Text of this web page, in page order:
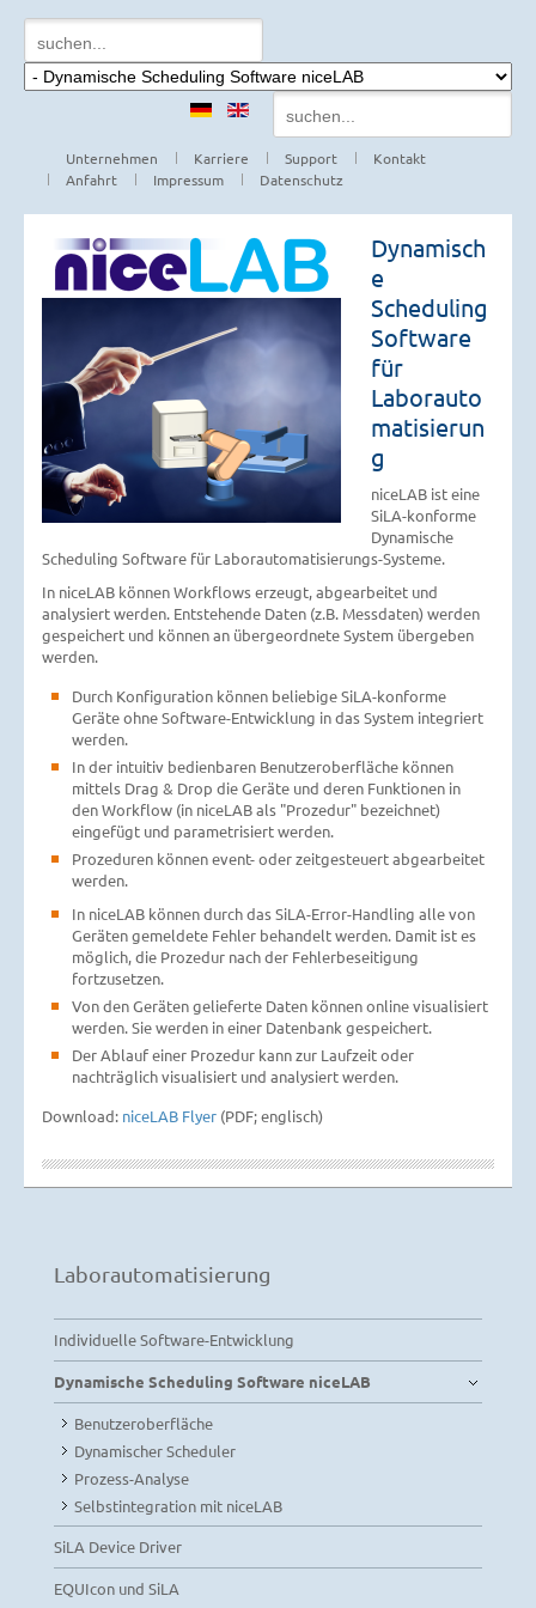
Unternehmen Karriere Support
Kontakt
Anfahrt
Impressum Datenschutz
Dynamisch
e
Scheduling
Software
für
Laborauto
matisierun
g
niceLAB ist eine
SiLA-konforme
Dynamische
Scheduling Software für Laborautomatisierungs-Systeme.
In niceLAB können Workflows erzeugt, abgearbeitet und
analysiert werden. Entstehende Daten (z.B. Messdaten) werden
gespeichert und können an übergeordnete System übergeben
werden.
Durch Konfiguration können beliebige SiLA-konforme
Geräte ohne Software-Entwicklung in das System integriert
werden.
In der intuitiv bedienbaren Benutzer­oberfläche können
mittels Drag & Drop die Geräte und deren Funktionen in
den Workflow (in niceLAB als "Prozedur" bezeichnet)
eingefügt und parametrisiert werden.
Prozeduren können event- oder zeitgesteuert abgearbeitet
werden.
In niceLAB können durch das SiLA-Error-Handling alle von
Geräten gemeldete Fehler behandelt werden. Damit ist es
möglich, die Prozedur nach der Fehlerbeseitigung
fortzusetzen.
Von den Geräten gelieferte Daten können online visualisiert
werden. Sie werden in einer Datenbank gespeichert.
Der Ablauf einer Prozedur kann zur Laufzeit oder
nachträglich visualisiert und analysiert werden.
Download: niceLAB Flyer (PDF; englisch)
Labor­automatisierung
Individuelle Software-Entwicklung
Dynamische Scheduling Software niceLAB
Benutzeroberfläche
Dynamischer Scheduler
Prozess-Analyse
Selbstintegration mit niceLAB
SiLA Device Driver
EQUIcon und SiLA